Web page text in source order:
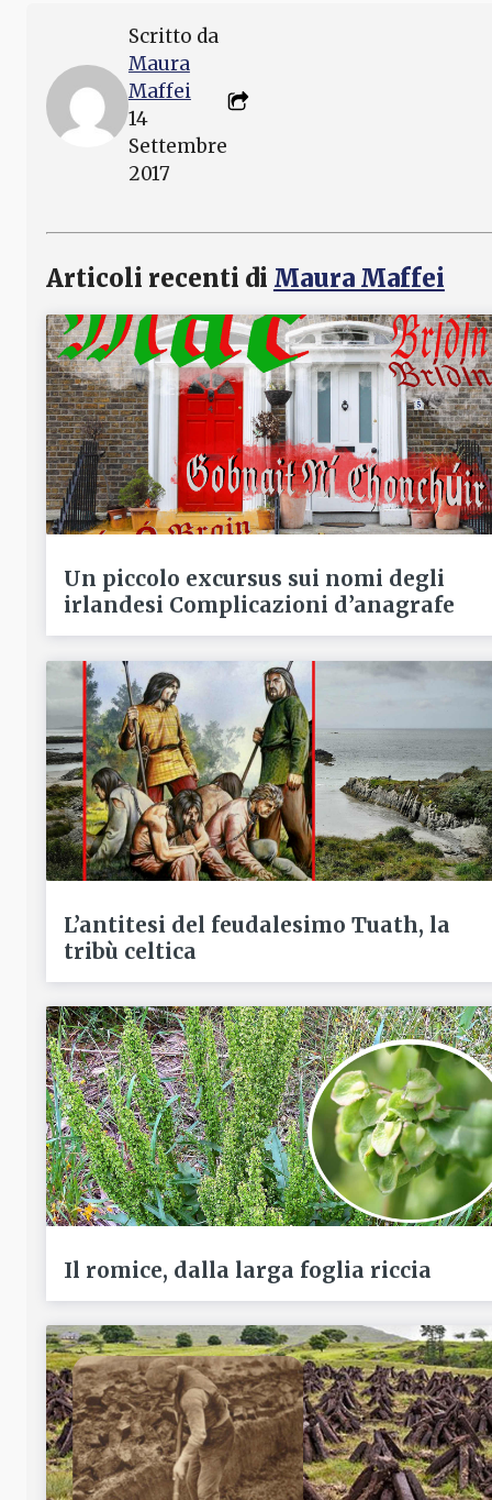
Scritto da
Maura
Maffei
14
Settembre
2017
Articoli recenti di Maura Maffei
Un piccolo excursus sui nomi degli
irlandesi Complicazioni d’anagrafe
L’antitesi del feudalesimo Tuath, la
tribù celtica
Il romice, dalla larga foglia riccia